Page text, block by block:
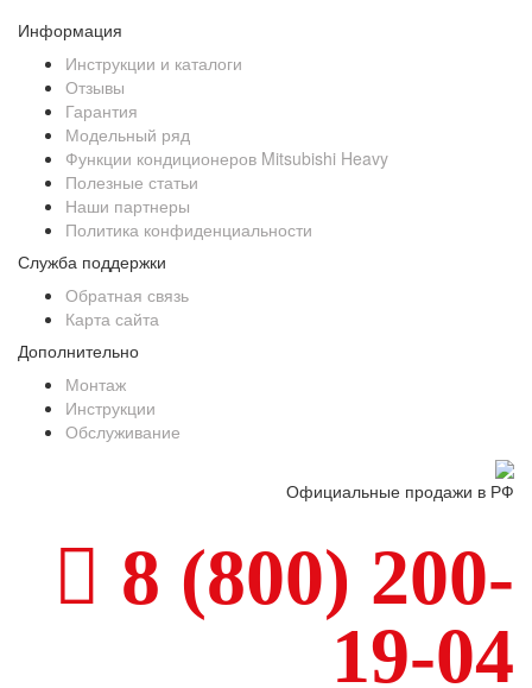
Информация
Инструкции и каталоги
Отзывы
Гарантия
Модельный ряд
Функции кондиционеров Mitsubishi Heavy
Полезные статьи
Наши партнеры
Политика конфиденциальности
Служба поддержки
Обратная связь
Карта сайта
Дополнительно
Монтаж
Инструкции
Обслуживание
Официальные продажи в РФ
8 (800) 200-
19-04